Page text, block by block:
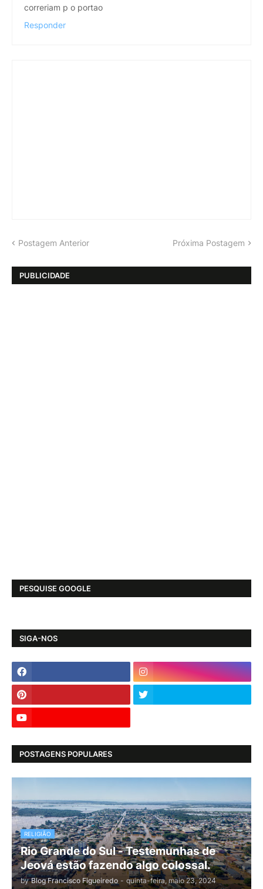
correriam p o portao
Responder
Postagem Anterior Próxima Postagem
PUBLICIDADE
PESQUISE GOOGLE
SIGA-NOS
POSTAGENS POPULARES
RELIGIÃO
Rio Grande do Sul - Testemunhas de
Jeová estão fazendo algo colossal.
by Blog Francisco Figueiredo - quinta-feira, maio 23, 2024